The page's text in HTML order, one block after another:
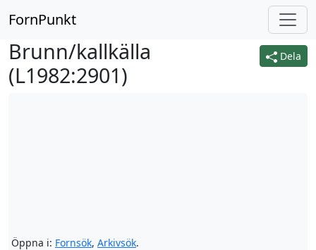
FornPunkt
Dela
Brunn/kallkälla
(L1982:2901)
Öppna i: Fornsök, Arkivsök.